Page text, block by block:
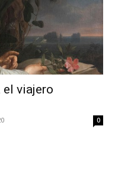
el viajero
0